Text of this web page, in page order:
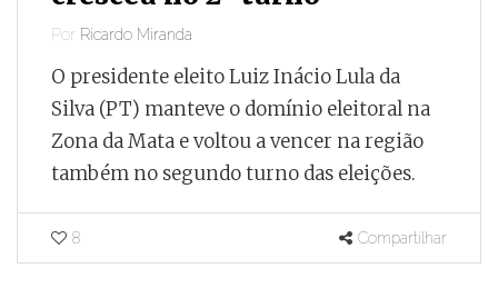
Por Ricardo Miranda
O presidente eleito Luiz Inácio Lula da
Silva (PT) manteve o domínio eleitoral na
Zona da Mata e voltou a vencer na região
também no segundo turno das eleições.
8 Compartilhar